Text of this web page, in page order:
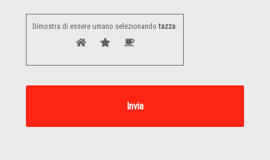
Dimostra di essere umano selezionando tazza